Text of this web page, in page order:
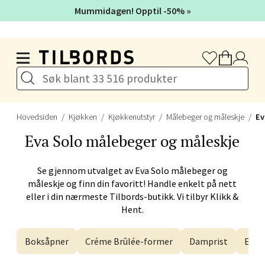
Hovedsiden Kjøkken Kjøkkenutstyr Målebeger og måleskje
Eva Solomålebeger og måleskje
Se gjennom utvalget avEva Solo målebeger og
måleskje og finn din favoritt! Handle enkelt på nett
eller i din nærmeste Tilbords-butikk. Vi tilbyr Klikk &
Hent.
Boksåpner Créme Brûlée-former Damprist
Mummidagen! Opptil -50% »
Bergen - Galleriet
Torgalmenningen 8, 5014 Bergen
Åpent i dag 09-21
Velg
Gjøvik - CC Gjøvik
Jernbanesvingen 6, 2821 Gjøvik